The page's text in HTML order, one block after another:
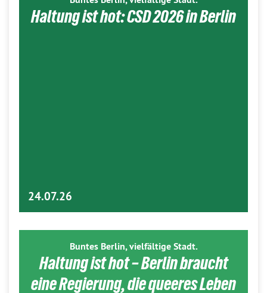
Haltung ist hot: CSD 2026 in Berlin
24.07.26
Buntes Berlin, vielfältige Stadt.
Haltung ist hot – Berlin braucht
eine Regierung, die queeres Leben